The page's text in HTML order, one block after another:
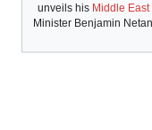
unveils his Middle
Minister Benjamin